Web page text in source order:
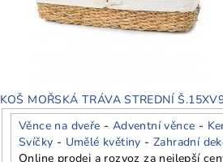
KOŠ MOŘSKÁ TRÁVA STREDNÍ
Věnce na dveře - Adventní věnce -
Svíčky - Umělé květiny - Zahradní
Online prodej a rozvoz za nejlepší